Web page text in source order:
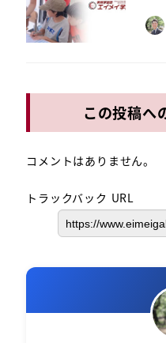
この投稿へ
コメントはありません。
トラックバック URL